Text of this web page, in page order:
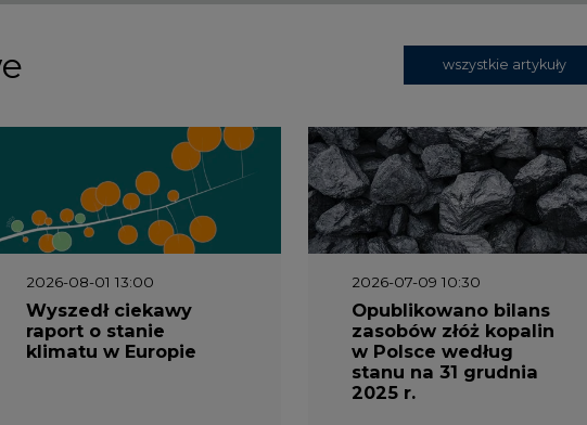
2026-08-01 13:00
Wyszedł ciekawy
klimatu w Europie
2026-07-09 10:30
Opublikowano bilans
w Polsce według
stanu na 31 grudnia
2025 r.